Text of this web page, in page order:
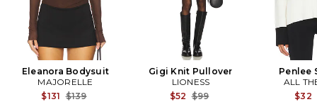
Eleanora Bodysuit
MAJORELLE
$131 Previous price:
$139
Gigi Knit Pullover
LIONESS
$52 Previous price:
$99
Penlee
ALL
$32